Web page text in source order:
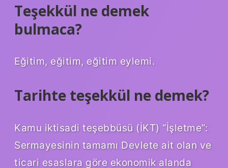
Teşekkül ne demek
bulmaca?
Eğitim, eğitim, eğitim eylemi.
Tarihte teşekkül ne demek?
Kamu iktisadi teşebbüsü (İKT) “İşletme”:
Sermayesinin tamamı Devlete ait olan ve
ticari esaslara göre ekonomik alanda